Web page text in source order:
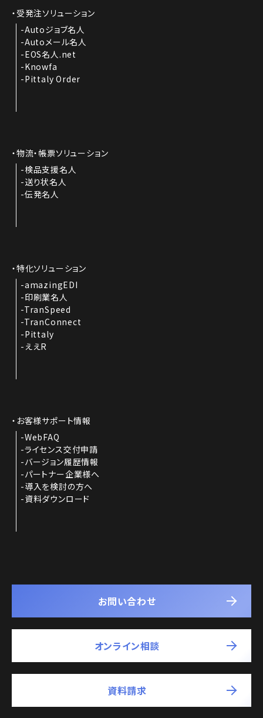
受発注ソリューション
Autoジョブ名人
Autoメール名人
EOS名人.net
Knowfa
Pittaly Order
物流・帳票ソリューション
検品支援名人
送り状名人
伝発名人
特化ソリューション
amazingEDI
印刷業名人
TranSpeed
TranConnect
Pittaly
ええR
お客様サポート情報
WebFAQ
ライセンス交付申請
バージョン履歴情報
パートナー企業様へ
導入を検討の方へ
資料ダウンロード
お問い合わせ
オンライン相談
資料請求